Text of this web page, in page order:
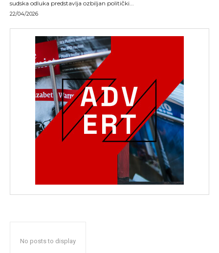
sudska odluka predstavlja ozbiljan politički...
22/04/2026
No posts to display